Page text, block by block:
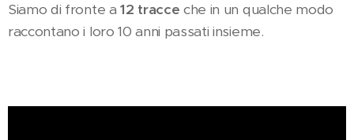
Siamo di fronte a12 tracce che in un qualche modo
raccontano i loro 10 anni passati insieme.